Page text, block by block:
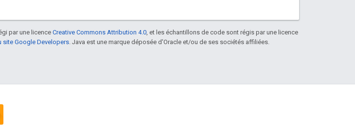
par une licence Creative Commons Attribution 4.0 , et les échantillons de code sont régis par une licence
site Google Developers . Java est une marque déposée d'Oracle et/ou de ses sociétés affiliées.